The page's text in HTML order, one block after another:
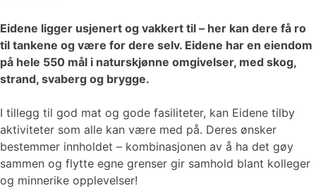
Eidene ligger usjenert og vakkert til – her kan dere få ro
til tankene og være for dere selv. Eidene har en eiendom
på hele 550 mål i naturskjønne omgivelser, med skog,
strand, svaberg og brygge.
I tillegg til god mat og gode fasiliteter, kan Eidene tilby
aktiviteter som alle kan være med på. Deres ønsker
bestemmer innholdet – kombinasjonen av å ha det gøy
sammen og flytte egne grenser gir samhold blant kolleger
og minnerike opplevelser!